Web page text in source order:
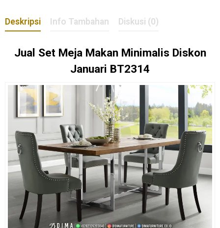
Deskripsi Info Tambahan Diskusi (0)
Jual Set Meja MakanMinimalis Diskon
Januari BT2314